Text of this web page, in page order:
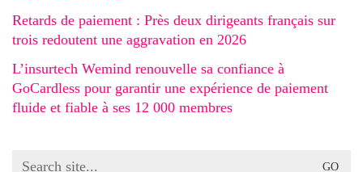
Retards de paiement : Près deux dirigeants français sur
trois redoutent une aggravation en 2026
L’insurtech Wemind renouvelle sa confiance à
GoCardless pour garantir une expérience de paiement
fluide et fiable à ses 12 000 membres
Search